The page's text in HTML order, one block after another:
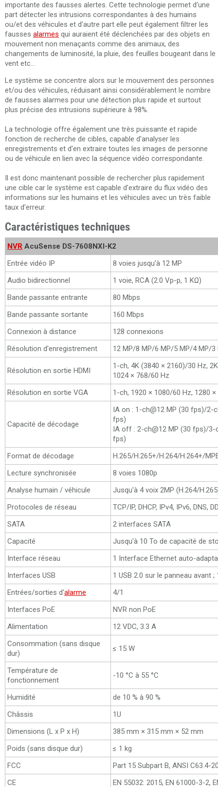
importante des fausses alertes. Cette technologie permet d'une
part détecter les intrusions correspondantes à des humains
ou/et des véhicules et d'autre part elle peut également filtrer les
fausses alarmes qui auraient été déclenchées par des objets en
mouvement non menaçants comme des animaux, des
changements de luminosité, la pluie, des feuilles bougeant dans le
vent etc...
Le système se concentre alors sur le mouvement des personnes
et/ou des véhicules, réduisant ainsi considérablement le nombre
de fausses alarmes pour une détection plus rapide et surtout
plus précise des intrusions supérieure à 98%.
La technologie offre également une très puissante et rapide
fonction de recherche de cibles, capable d'analyser les
enregistrements et d'en extraire toutes les images de personne
ou de véhicule en lien avec la séquence vidéo correspondante.
Il est donc maintenant possible de rechercher plus rapidement
une cible car le système est capable d'extraire du flux vidéo des
informations sur les humains et les véhicules avec un très faible
taux d'erreur.
Caractéristiques techniques
NVR AcuSense DS-7608NXI-K2
Entrée vidéo IP
8 voies jusqu'à 12 MP
Audio bidirectionnel
1 voie, RCA (2.0 Vp-p, 1 KΩ)
Bande passante entrante
80 Mbps
Bande passante sortante
160 Mbps
Connexion à distance
128 connexions
Résolution d'enregistrement
12 MP/8 MP/6 MP/5 MP/4 MP/
Résolution en sortie HDMI
1-ch, 4K (3840 × 2160)/30 Hz,
1024 × 768/60 Hz
Résolution en sortie VGA
1-ch, 1920 × 1080/60 Hz, 1280
Capacité de décodage
IA on : 1-ch@12 MP (30 fps)/2-
fps)
IA off : 2-ch@12 MP (30 fps)/
fps)
Format de décodage
H.265/H.265+/H.264/H.264+/
Lecture synchronisée
8 voies 1080p
Analyse humain / véhicule
Jusqu'à 4 voix 2MP (H.264/
Protocoles de réseau
TCP/IP, DHCP, IPv4, IPv6, DNS,
SATA
2 interfaces SATA
Capacité
Jusqu'à 10 To de capacité de
Interface réseau
1 Interface Ethernet auto-
Interfaces USB
1 USB 2.0 sur le panneau avant
Entrées/sorties d'alarme
4/1
Interfaces PoE
NVR non PoE
Alimentation
12 VDC, 3.3 A
Consommation (sans disque
dur)
≤ 15 W
Température de
fonctionnement
-10 °C à 55 °C
Humidité
de 10 % à 90 %
Châssis
1U
Dimensions (L x P x H)
385 mm × 315 mm × 52 mm
Poids (sans disque dur)
≤ 1 kg
FCC
Part 15 Subpart B, ANSI C63.4-
CE
EN 55032: 2015, EN 61000-3-2,